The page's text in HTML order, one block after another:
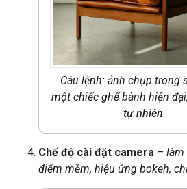
Câu lệnh: ảnh chụp trong
một chiếc ghế bành hiện đại,
tự nhiên
Chế độ cài đặt camera – làm
điểm mềm, hiệu ứng bokeh,